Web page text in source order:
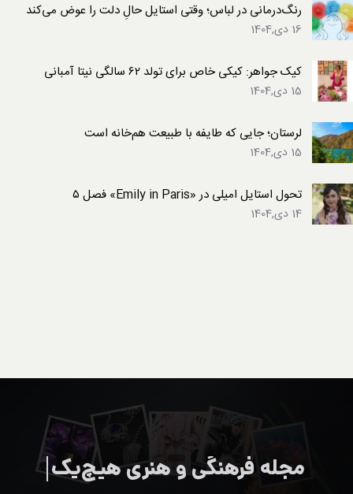
رنگ‌درمانی در لباس؛ وقتی استایل حالِ دلت را عوض می‌کند
16 دی,1404
کیک جواهر: کیکی خاص برای تولد ۶۲ سالگی نیتا آمبانی
15 دی,1404
لرستان؛ جایی که طایفه با طبیعت هم‌خانه است
15 دی,1404
تحول استایل امیلی در «Emily in Paris» فصل ۵
14 دی,1404